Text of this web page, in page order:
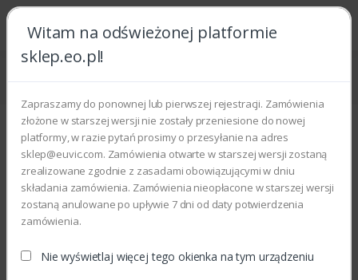
Witam na odświeżonej platformie
sklep.eo.pl!
Zapraszamy do ponownej lub pierwszej rejestracji. Zamówienia
złożone w starszej wersji nie zostały przeniesione do nowej
platformy, w razie pytań prosimy o przesyłanie na adres
sklep@euvic.com. Zamówienia otwarte w starszej wersji zostaną
zrealizowane zgodnie z zasadami obowiązującymi w dniu
składania zamówienia. Zamówienia nieopłacone w starszej wersji
zostaną anulowane po upływie 7 dni od daty potwierdzenia
zamówienia.
Nie wyświetlaj więcej tego okienka na tym urządzeniu
Strona główna Części zamienne